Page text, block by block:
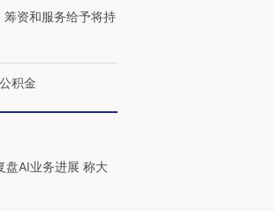
街头抗争将教
机”？难民潮撕裂西班牙
资和服务给予将持
积金
盘AI业务进展 称大